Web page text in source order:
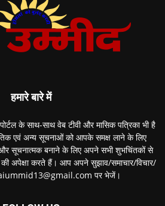
हमारे बारे में
के साथ-साथ वेब टीवी और मासिक पत्रिका भी है
एवं अन्य सूचनाओं को आपके समक्ष लाने के लिए
सूचनात्मक बनाने के लिए अपने सभी शुभचिंतकों से
की अपेक्षा करते हैं। आप अपने सुझाव/समाचार/विचार/
पर भेजें।